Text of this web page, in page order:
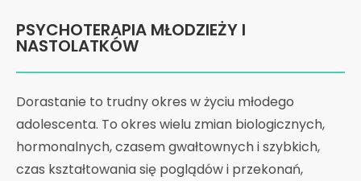
PSYCHOTERAPIA MŁODZIEŻY I
NASTOLATKÓW
Dorastanie to trudny okres w życiu młodego
adolescenta. To okres wielu zmian biologicznych,
hormonalnych, czasem gwałtownych i szybkich,
czas kształtowania się poglądów i przekonań,